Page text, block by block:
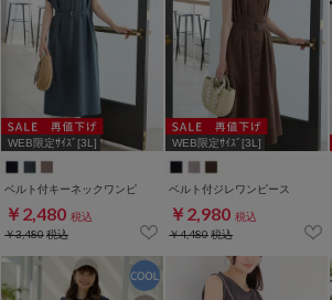
WEB限定ｻｲｽﾞ[3L]
ベルト付キーネックワンピ
￥2,480 税込
￥3,480税込
WEB限定ｻｲｽﾞ[3L]
ベルト付ジレワンピース
￥2,980 税込
￥4,480税込